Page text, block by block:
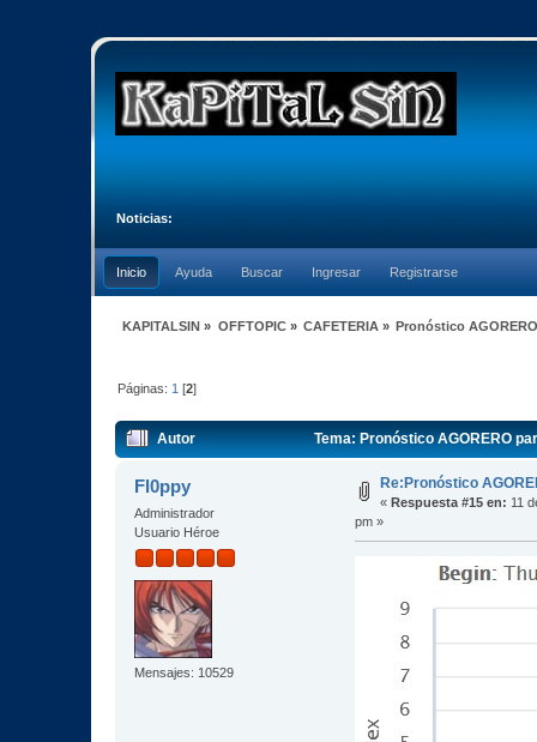
Noticias:
Inicio Ayuda Buscar Ingresar Registrarse
KAPITALSIN » OFFTOPIC» CAFETERIA» Pronóstico
Páginas: 1 [2]
Autor Tema: Pronóstico AGORERO
Fl0ppy
Administrador
Usuario Héroe
Mensajes: 10529
Re:Pronóstico
« Respuesta #15 en: 11
pm »